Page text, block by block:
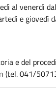
al venerdì
e giovedì
e del
(tel. 041/